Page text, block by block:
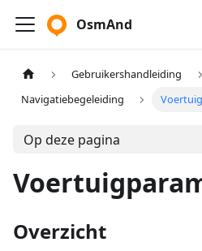
OsmAnd
Gebruikershandleiding
Navigatiebegeleiding
Op deze pagina
Overzicht